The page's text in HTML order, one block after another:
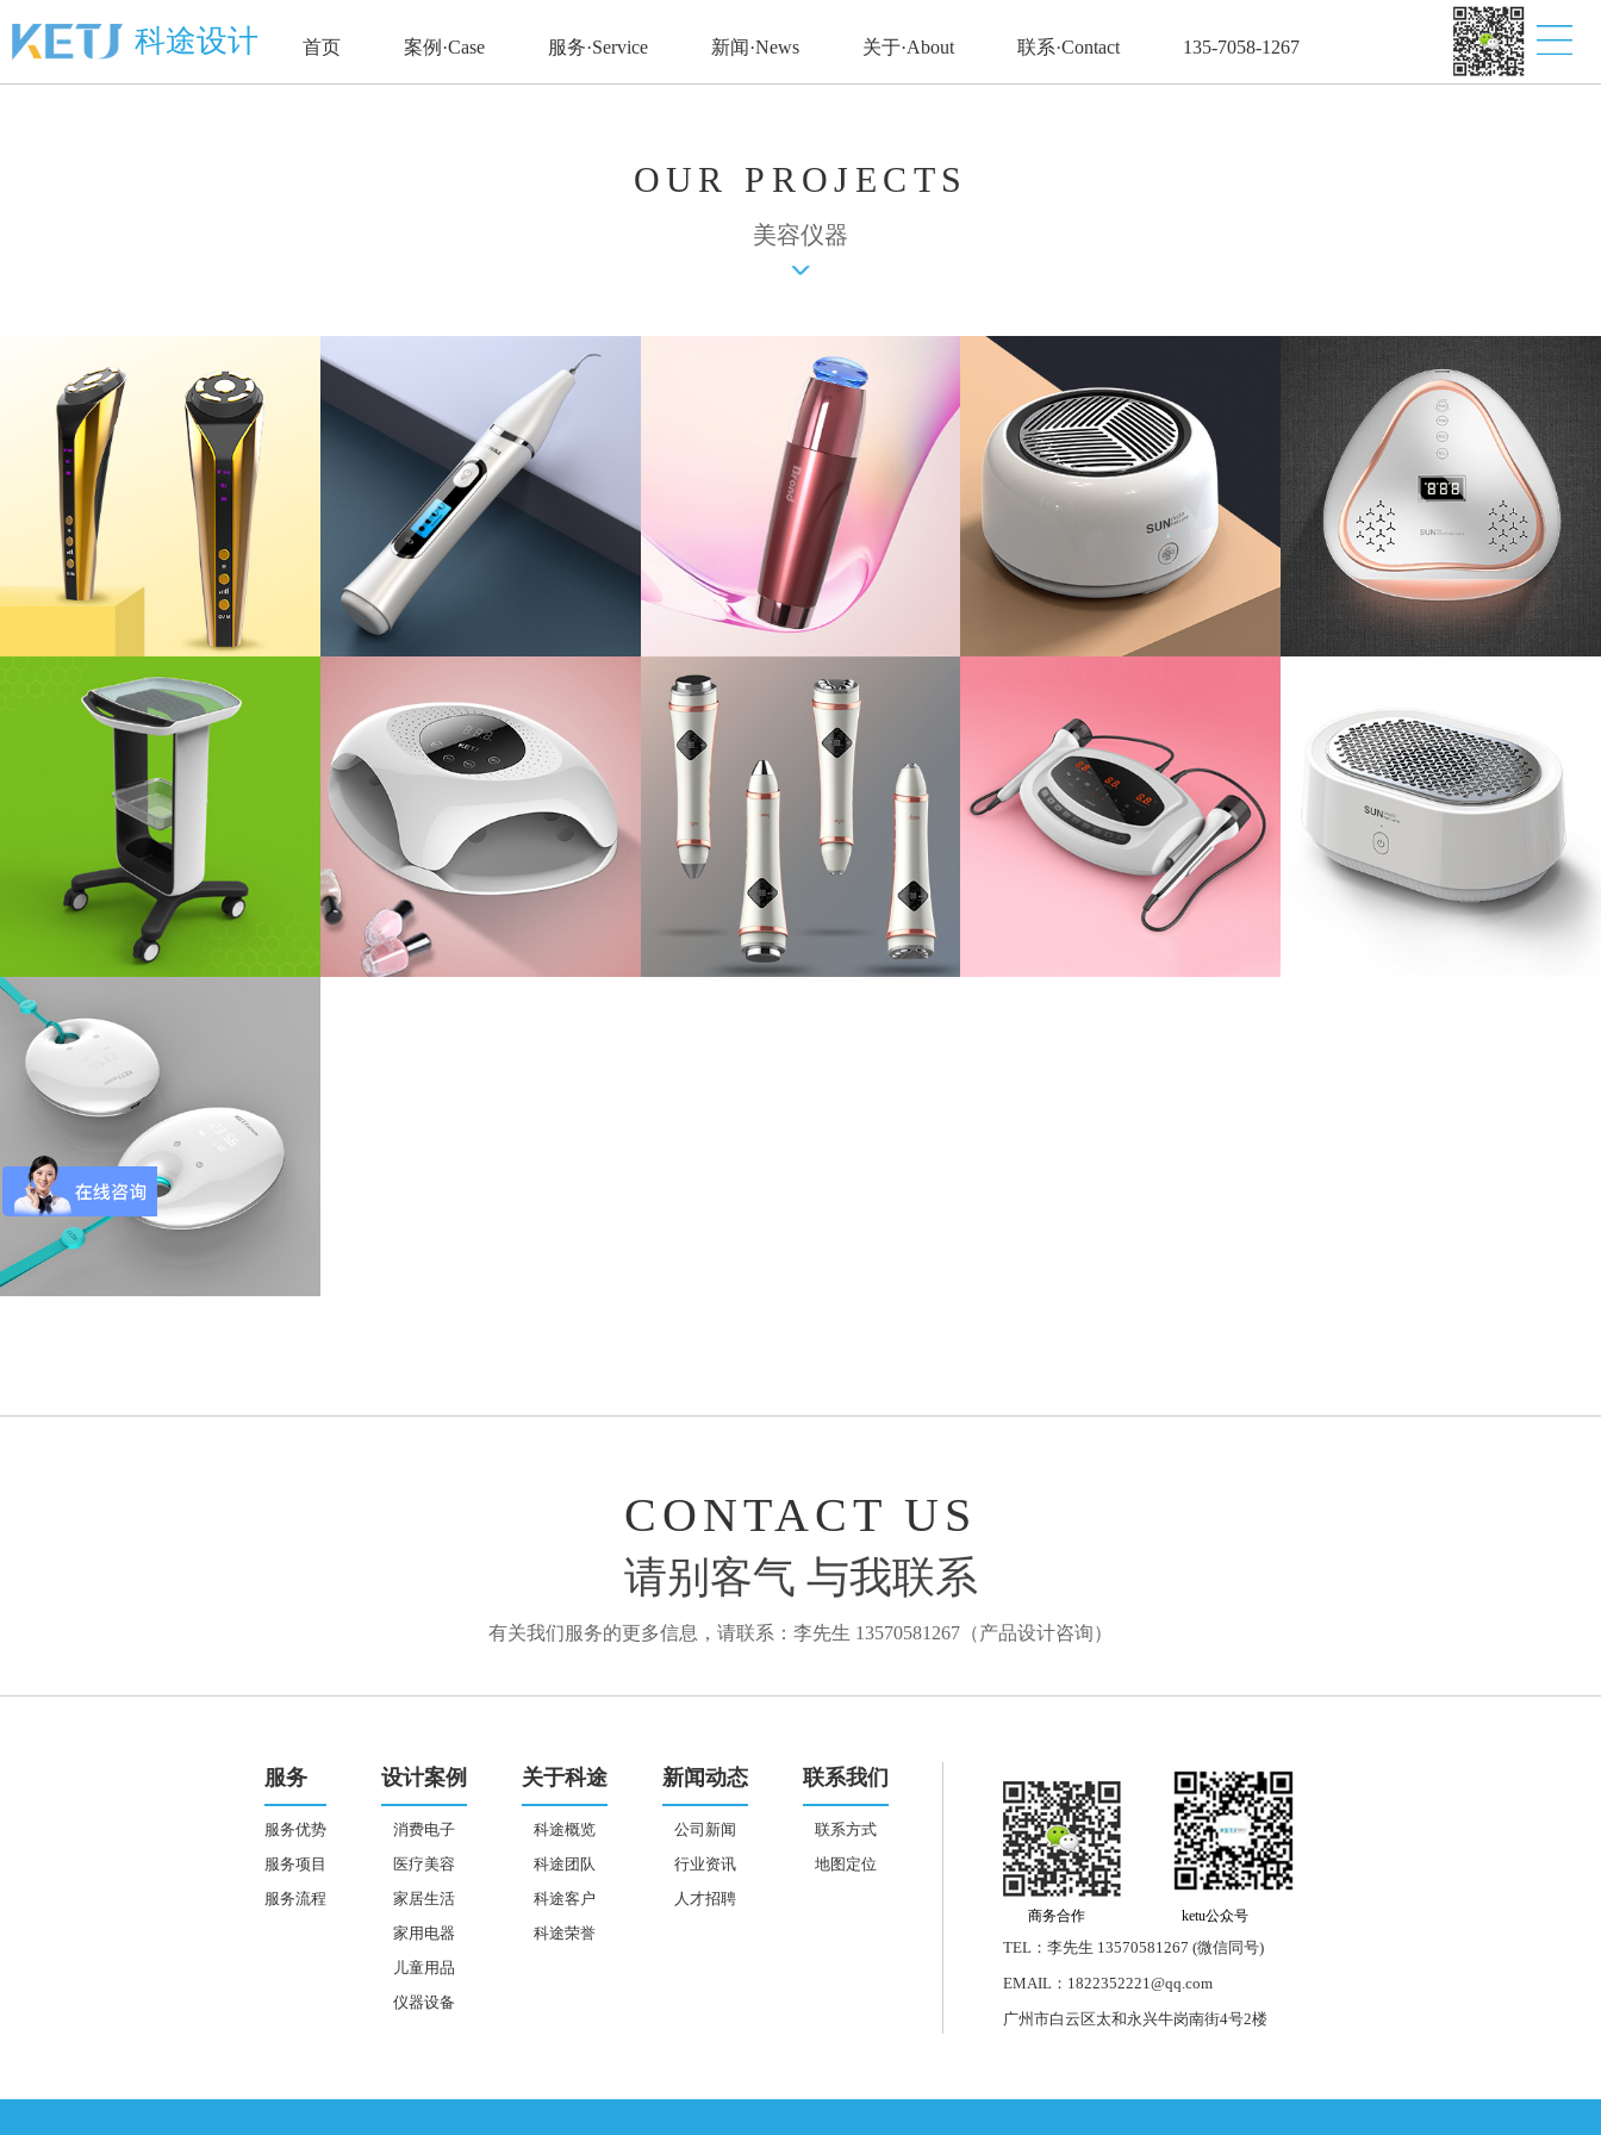
科途设计 首页 案例·Case 服务·Service 新闻·News 关于·About 联系·Contact 135-7058-1267
OUR PROJECTS
美容仪器
CONTACT US
请别客气 与我联系
有关我们服务的更多信息，请联系：李先生 13570581267（产品设计咨询）
服务
服务优势
服务项目
服务流程
设计案例
消费电子
医疗美容
家居生活
家用电器
儿童用品
仪器设备
关于科途
科途概览
科途团队
科途客户
科途荣誉
新闻动态
公司新闻
行业资讯
人才招聘
联系我们
联系方式
地图定位
商务合作 ketu公众号
TEL：李先生 13570581267 (微信同号)
EMAIL：1822352221@qq.com
广州市白云区太和永兴牛岗南街4号2楼